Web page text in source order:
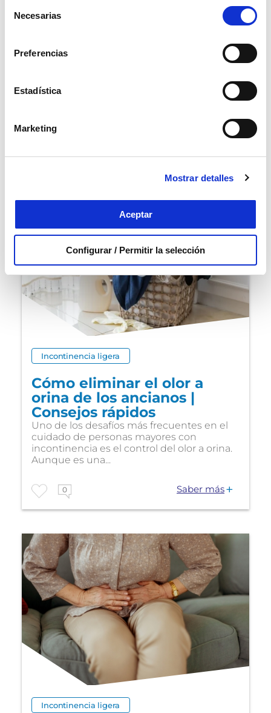
Necesarias
Preferencias
Estadística
Marketing
Mostrar detalles
Aceptar
Configurar / Permitir la selección
Incontinencia ligera
Incontinencia ligera
Cómo eliminar el olor a
orina de los ancianos |
Consejos rápidos
Uno de los desafíos más frecuentes en el
cuidado de personas mayores con
incontinencia es el control del olor a orina.
Aunque es una...
0 Saber más
Incontinencia ligera